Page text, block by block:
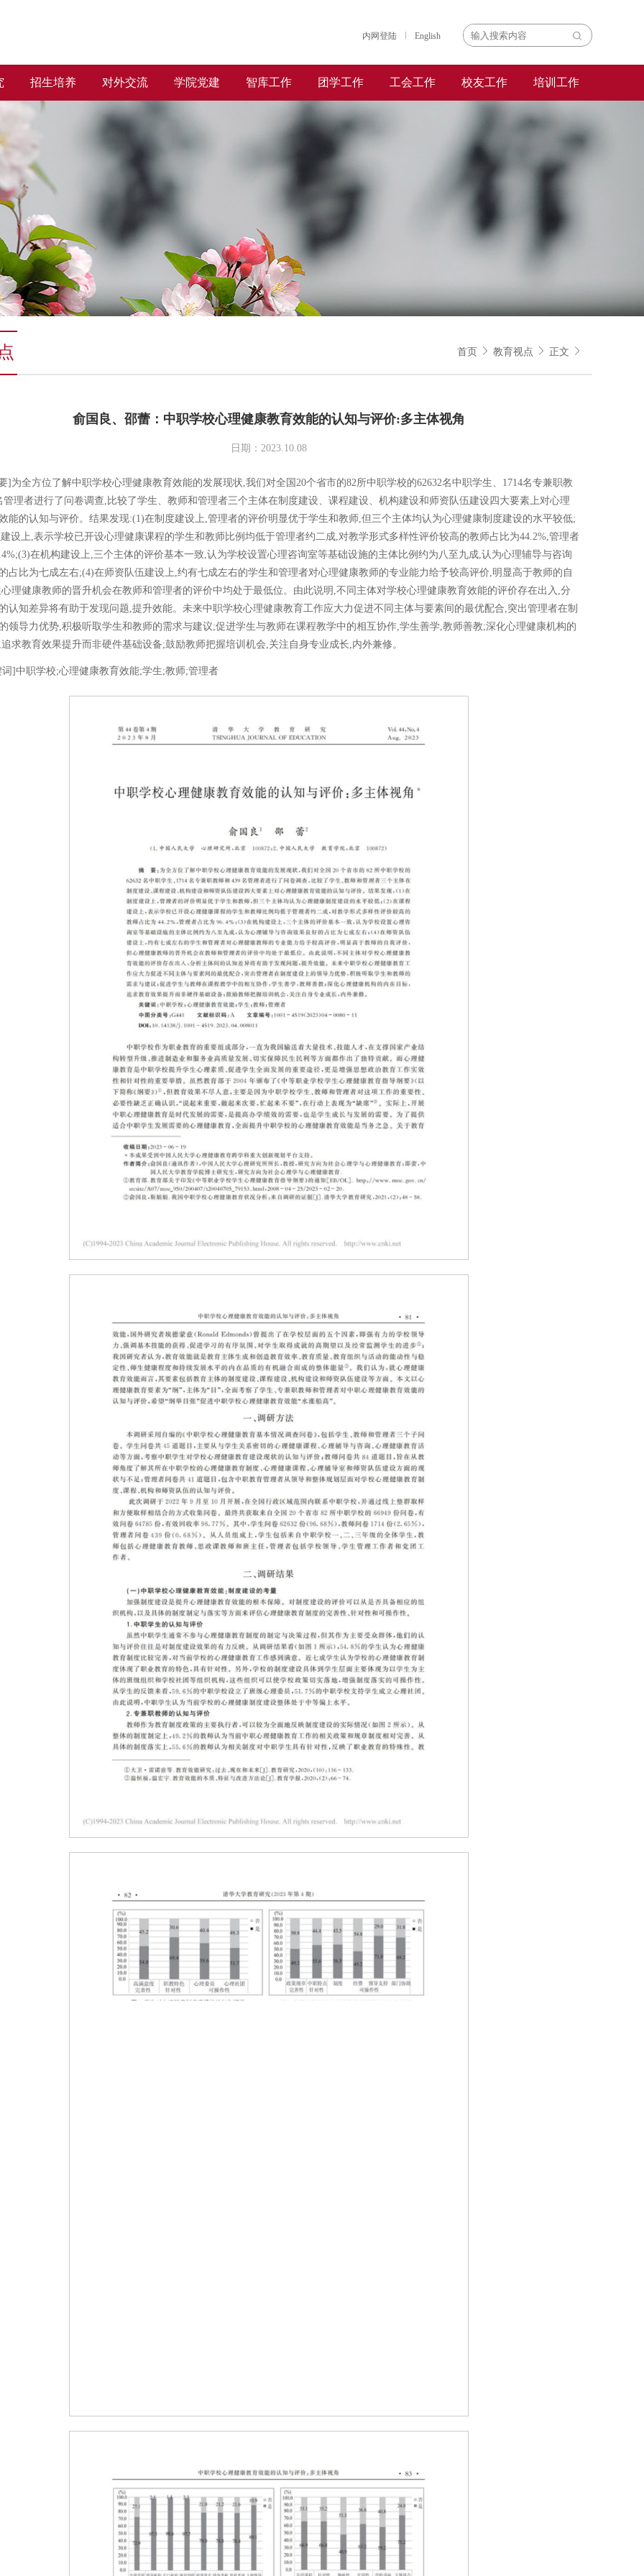
内网登陆 English
招生培养 对外交流 学院党建 智库工作 团学工作 工会工作 校友工作 培训工作
首页 教育视点 正文
俞国良、邵蕾：中职学校心理健康教育效能的认知与评价:多主体视角
日期：2023.10.08
]为全方位了解中职学校心理健康教育效能的发展现状,我们对全国20个省市的82所中职学校的62632名中职学生、1714名专兼职教
管理者进行了问卷调查,比较了学生、教师和管理者三个主体在制度建设、课程建设、机构建设和师资队伍建设四大要素上对心理
能的认知与评价。结果发现:(1)在制度建设上,管理者的评价明显优于学生和教师,但三个主体均认为心理健康制度建设的水平较低;
设上,表示学校已开设心理健康课程的学生和教师比例均低于管理者约二成,对教学形式多样性评价较高的教师占比为44.2%,管理者
在机构建设上,三个主体的评价基本一致,认为学校设置心理咨询室等基础设施的主体比例约为八至九成,认为心理辅导与咨询
占比为七成左右;(4)在师资队伍建设上,约有七成左右的学生和管理者对心理健康教师的专业能力给予较高评价,明显高于教师的自
理健康教师的晋升机会在教师和管理者的评价中均处于最低位。由此说明,不同主体对学校心理健康教育效能的评价存在出入,分
认知差异将有助于发现问题,提升效能。未来中职学校心理健康教育工作应大力促进不同主体与要素间的最优配合,突出管理者在制
领导力优势,积极听取学生和教师的需求与建议;促进学生与教师在课程教学中的相互协作,学生善学,教师善教;深化心理健康机构的
求教育效果提升而非硬件基础设备;鼓励教师把握培训机会,关注自身专业成长,内外兼修。
词]中职学校;心理健康教育效能;学生;教师;管理者